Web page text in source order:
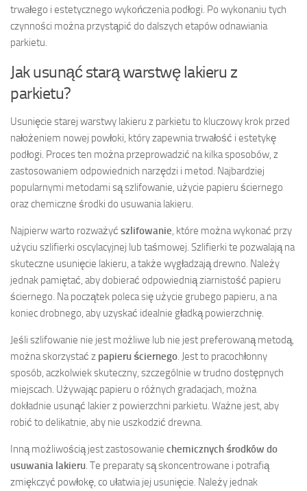
trwałego i estetycznego wykończenia podłogi. Po wykonaniu tych
czynności można przystąpić do dalszych etapów odnawiania
parkietu.
Jak usunąć starą warstwę lakieru z
parkietu?
Usunięcie starej warstwy lakieru z parkietu to kluczowy krok przed
nałożeniem nowej powłoki, który zapewnia trwałość i estetykę
podłogi. Proces ten można przeprowadzić na kilka sposobów, z
zastosowaniem odpowiednich narzędzi i metod. Najbardziej
popularnymi metodami są szlifowanie, użycie papieru ściernego
oraz chemiczne środki do usuwania lakieru.
Najpierw warto rozważyć szlifowanie, które można wykonać przy
użyciu szlifierki oscylacyjnej lub taśmowej. Szlifierki te pozwalają na
skuteczne usunięcie lakieru, a także wygładzają drewno. Należy
jednak pamiętać, aby dobierać odpowiednią ziarnistość papieru
ściernego. Na początek poleca się użycie grubego papieru, a na
koniec drobnego, aby uzyskać idealnie gładką powierzchnię.
Jeśli szlifowanie nie jest możliwe lub nie jest preferowaną metodą,
można skorzystać z papieru ściernego. Jest to pracochłonny
sposób, aczkolwiek skuteczny, szczególnie w trudno dostępnych
miejscach. Używając papieru o różnych gradacjach, można
dokładnie usunąć lakier z powierzchni parkietu. Ważne jest, aby
robić to delikatnie, aby nie uszkodzić drewna.
Inną możliwością jest zastosowanie chemicznych środków do
usuwania lakieru. Te preparaty są skoncentrowane i potrafią
zmiękczyć powłokę, co ułatwia jej usunięcie. Należy jednak